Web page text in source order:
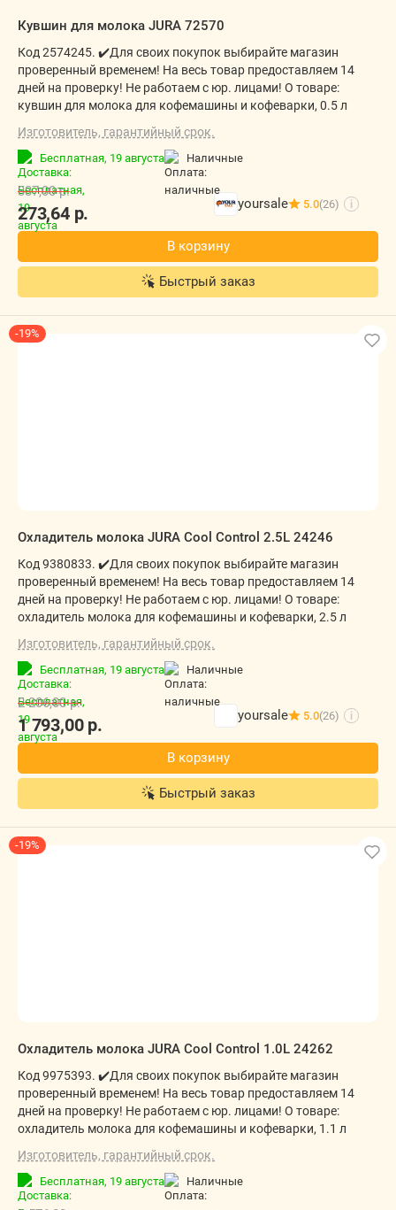
Кувшин для молока JURA 72570
Код 2574245. ✔️Для своих покупок выбирайте магазин
проверенный временем! На весь товар предоставляем 14
дней на проверку! Не работаем с юр. лицами! О товаре:
кувшин для молока для кофемашины и кофеварки, 0.5 л
Изготовитель, гарантийный срок.
Бесплатная, 19 августа наличные
273,64р.
337,00р.
yoursale 5.0(26) i
В корзину
Быстрый заказ
-19%
Охладитель молока JURA Cool Control 2.5L 24246
Код 9380833. ✔️Для своих покупок выбирайте магазин
проверенный временем! На весь товар предоставляем 14
дней на проверку! Не работаем с юр. лицами! О товаре:
охладитель молока для кофемашины и кофеварки, 2.5 л
Изготовитель, гарантийный срок.
Бесплатная, 19 августа наличные
1 793,00р.
2 206,00р.
yoursale 5.0(26) i
В корзину
Быстрый заказ
-19%
Охладитель молока JURA Cool Control 1.0L 24262
Код 9975393. ✔️Для своих покупок выбирайте магазин
проверенный временем! На весь товар предоставляем 14
дней на проверку! Не работаем с юр. лицами! О товаре:
охладитель молока для кофемашины и кофеварки, 1.1 л
Изготовитель, гарантийный срок.
Бесплатная, 19 августа наличные